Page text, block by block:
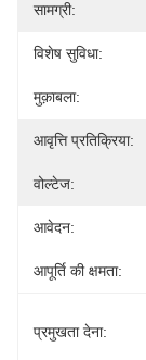
सामग्री:
विशेष सुविधा:
मुक़ाबला:
आवृत्ति प्रतिक्रिया:
वोल्टेज:
आवेदन:
आपूर्ति की क्षमता:
प्रमुखता देना: